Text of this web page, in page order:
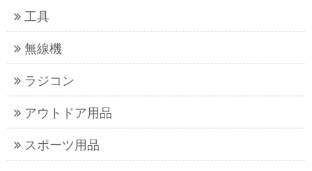
工具
無線機
ラジコン
アウトドア用品
スポーツ用品